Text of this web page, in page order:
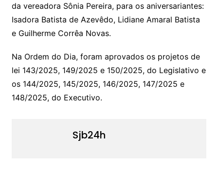
da vereadora Sônia Pereira, para os aniversariantes:
Isadora Batista de Azevêdo, Lidiane Amaral Batista
e Guilherme Corrêa Novas.
Na Ordem do Dia, foram aprovados os projetos de
lei 143/2025, 149/2025 e 150/2025, do Legislativo e
os 144/2025, 145/2025, 146/2025, 147/2025 e
148/2025, do Executivo.
Sjb24h